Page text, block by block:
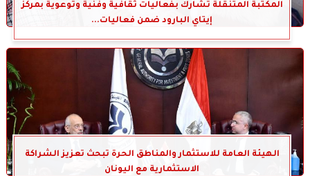
المكتبة المتنقلة تشارك بفعاليات ثقافية وفنية وتوعوية بمركز
إيتاي البارود ضمن فعاليات...
الهيئة العامة للاستثمار والمناطق الحرة تبحث تعزيز الشراكة
الاستثمارية مع اليونان